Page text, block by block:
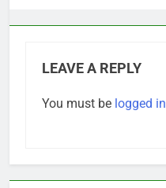
LEAVE A REPLY
You must be logged in